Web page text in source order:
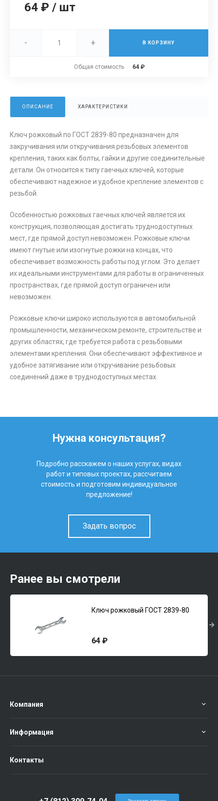
64 ₽ / шт
- + В КОРЗИНУ
Общая стоимость 64 ₽
ОПИСАНИЕ ХАРАКТЕРИСТИКИ
Ключ рожковый по ГОСТ 2839-80 предназначен для
закручивания или откручивания резьбовых элементов
крепления, таких как болты, гайки и другие соединительные
детали. Он относится к типу гаечных ключей, которые
обеспечивают надежное и удобное крепление элементов с
резьбой.
Особенностью рожковых гаечных ключей является их
конструкция, позволяющая достигать труднодоступных
мест, где прямой доступ невозможен. Рожковые ключи
имеют гнутые или изогнутые рожки на концах, что
обеспечивает возможность работы под углом. Это делает
их идеальными инструментами для работы в ограниченных
пространствах, где прямой доступ ограничен или
невозможен.
Рожковые ключи широко используются в автомобильной
промышленности, механическом ремонте, строительстве и
других областях, где требуется работа с резьбовыми
элементами крепления. Они обеспечивают эффективное и
удобное затягивание или откручивание резьбовых
соединений даже в труднодоступных местах.
Нужна консультация?
Подробно расскажем о наших услугах, видах
работ и типовых проектах, рассчитаем
стоимость и подготовим индивидуальное
предложение!
Задать вопрос
Ранее вы смотрели
Ключ рожковый ГОСТ 2839-80
64 ₽
Компания
Информация
Контакты